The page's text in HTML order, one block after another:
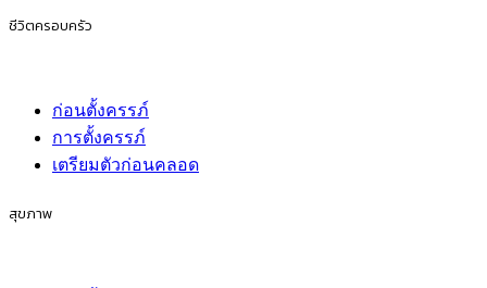
ชีวิตครอบครัว
ก่อนตั้งครรภ์
การตั้งครรภ์
เตรียมตัวก่อนคลอด
สุขภาพ